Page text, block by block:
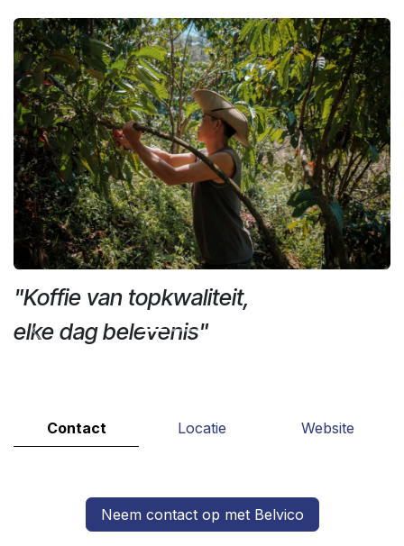
"Koffie van topkwaliteit,
elke dag belevenis"
Vorige
Contact Locatie Website
Neem contact op met Belvico